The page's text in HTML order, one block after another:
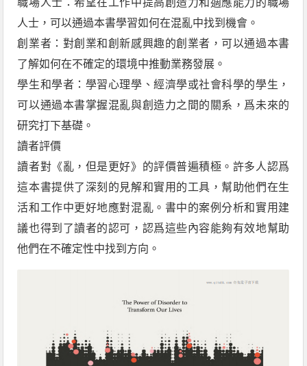
職場人士：希望在工作中提高創造力和適應能力的職場
人士，可以通過本書學習如何在混亂中找到機會。
創業者：對創業和創新感興趣的創業者，可以通過本書
了解如何在不確定的環境中推動業務發展。
學生和學者：學習心理學、經濟學或社會科學的學生，
可以通過本書掌握混亂與創造力之間的關系，爲未來的
研究打下基礎。
讀者評價
讀者對《亂，但是更好》的評價普遍積極。許多人認爲
這本書提供了深刻的見解和實用的工具，幫助他們在生
活和工作中更好地應對混亂。書中的案例分析和實用建
議也得到了讀者的認可，認爲這些內容能夠有效地幫助
他們在不確定性中找到方向。